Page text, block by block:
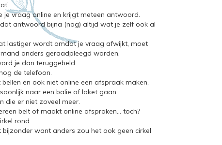
je vraag online en krijgt meteen antwoord.
antwoord bijna (nog) altijd wat je zelf ook al
lastiger wordt omdat je vraag afwijkt, moet
anders geraadpleegd worden.
je dan teruggebeld.
de telefoon.
bellen en ook niet online een afspraak maken,
naar een balie of loket gaan.
die er niet zoveel meer.
belt of maakt online afspraken… toch?
rond.
bijzonder want anders zou het ook geen cirkel